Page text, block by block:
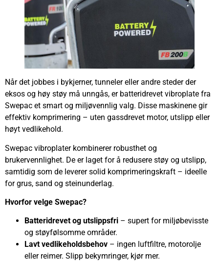
Når det jobbes i bykjerner, tunneler eller andre steder der
eksos og høy støy må unngås, er batteridrevet vibroplate fra
Swepac et smart og miljøvennlig valg. Disse maskinene gir
effektiv komprimering – uten gassdrevet motor, utslipp eller
høyt vedlikehold.
Swepac vibroplater kombinerer robusthet og
brukervennlighet. De er laget for å redusere støy og utslipp,
samtidig som de leverer solid komprimeringskraft – ideelle
for grus, sand og steinunderlag.
Hvorfor velge Swepac?
Batteridrevet og utslippsfri – supert for miljøbevisste
og støyfølsomme områder.
Lavt vedlikeholdsbehov – ingen luftfiltre, motorolje
eller reimer. Slipp bekymringer, kjør mer.